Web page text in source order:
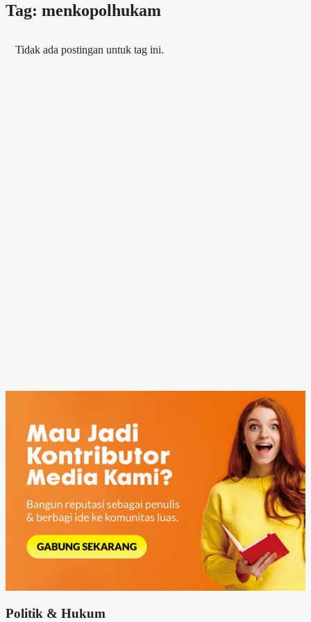
Tag: menkopolhukam
Tidak ada postingan untuk tag ini.
Politik & Hukum